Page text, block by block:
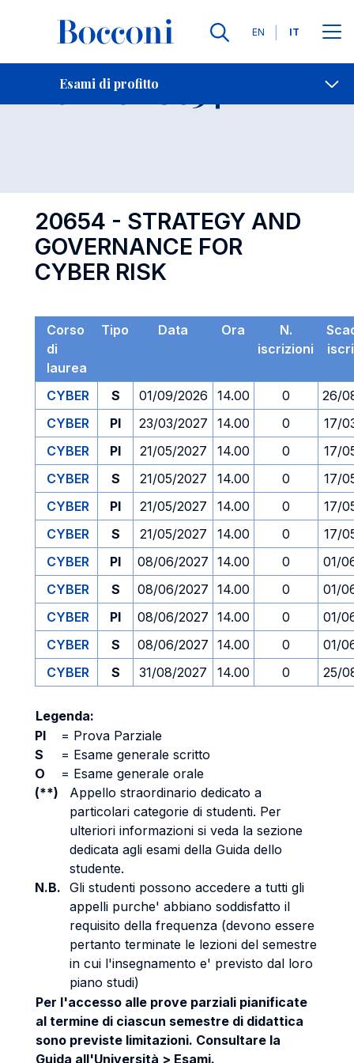
Lingue
EN IT
Esami di profitto
Contatti
Esame 20654 Open
20654 - STRATEGY AND
GOVERNANCE FOR
CYBER RISK
Corso
di
laurea
Tipo Data Ora
N.
iscrizioni
CYBER S 01/09/2026 14.00 0
26/
CYBER
PI 23/03/2027 14.00 0
17/
CYBER
PI 21/05/2027 14.00 0
17/
CYBER
S 21/05/2027 14.00 0
17/
CYBER
PI 21/05/2027 14.00 0
17/
CYBER
S 21/05/2027 14.00 0
17/
CYBER
PI 08/06/2027 14.00 0
01/
CYBER
S 08/06/2027 14.00 0
01/
CYBER
PI 08/06/2027 14.00 0
01/
CYBER
S 08/06/2027 14.00 0
01/
CYBER
S 31/08/2027 14.00 0 25/
Legenda:
PI
= Prova Parziale
S
= Esame generale scritto
O
= Esame generale orale
(**)
Appello straordinario dedicato a
particolari categorie di studenti. Per
ulteriori informazioni si veda la sezione
dedicata agli esami della Guida dello
studente.
N.B. Gli studenti possono accedere a tutti gli
appelli purche' abbiano soddisfatto il
requisito della frequenza (devono essere
pertanto terminate le lezioni del semestre
in cui l'insegnamento e' previsto dal loro
piano studi)
Per l'accesso alle prove parziali pianificate
al termine di ciascun semestre di didattica
sono previste limitazioni. Consultare la
Guida all'Università > Esami.